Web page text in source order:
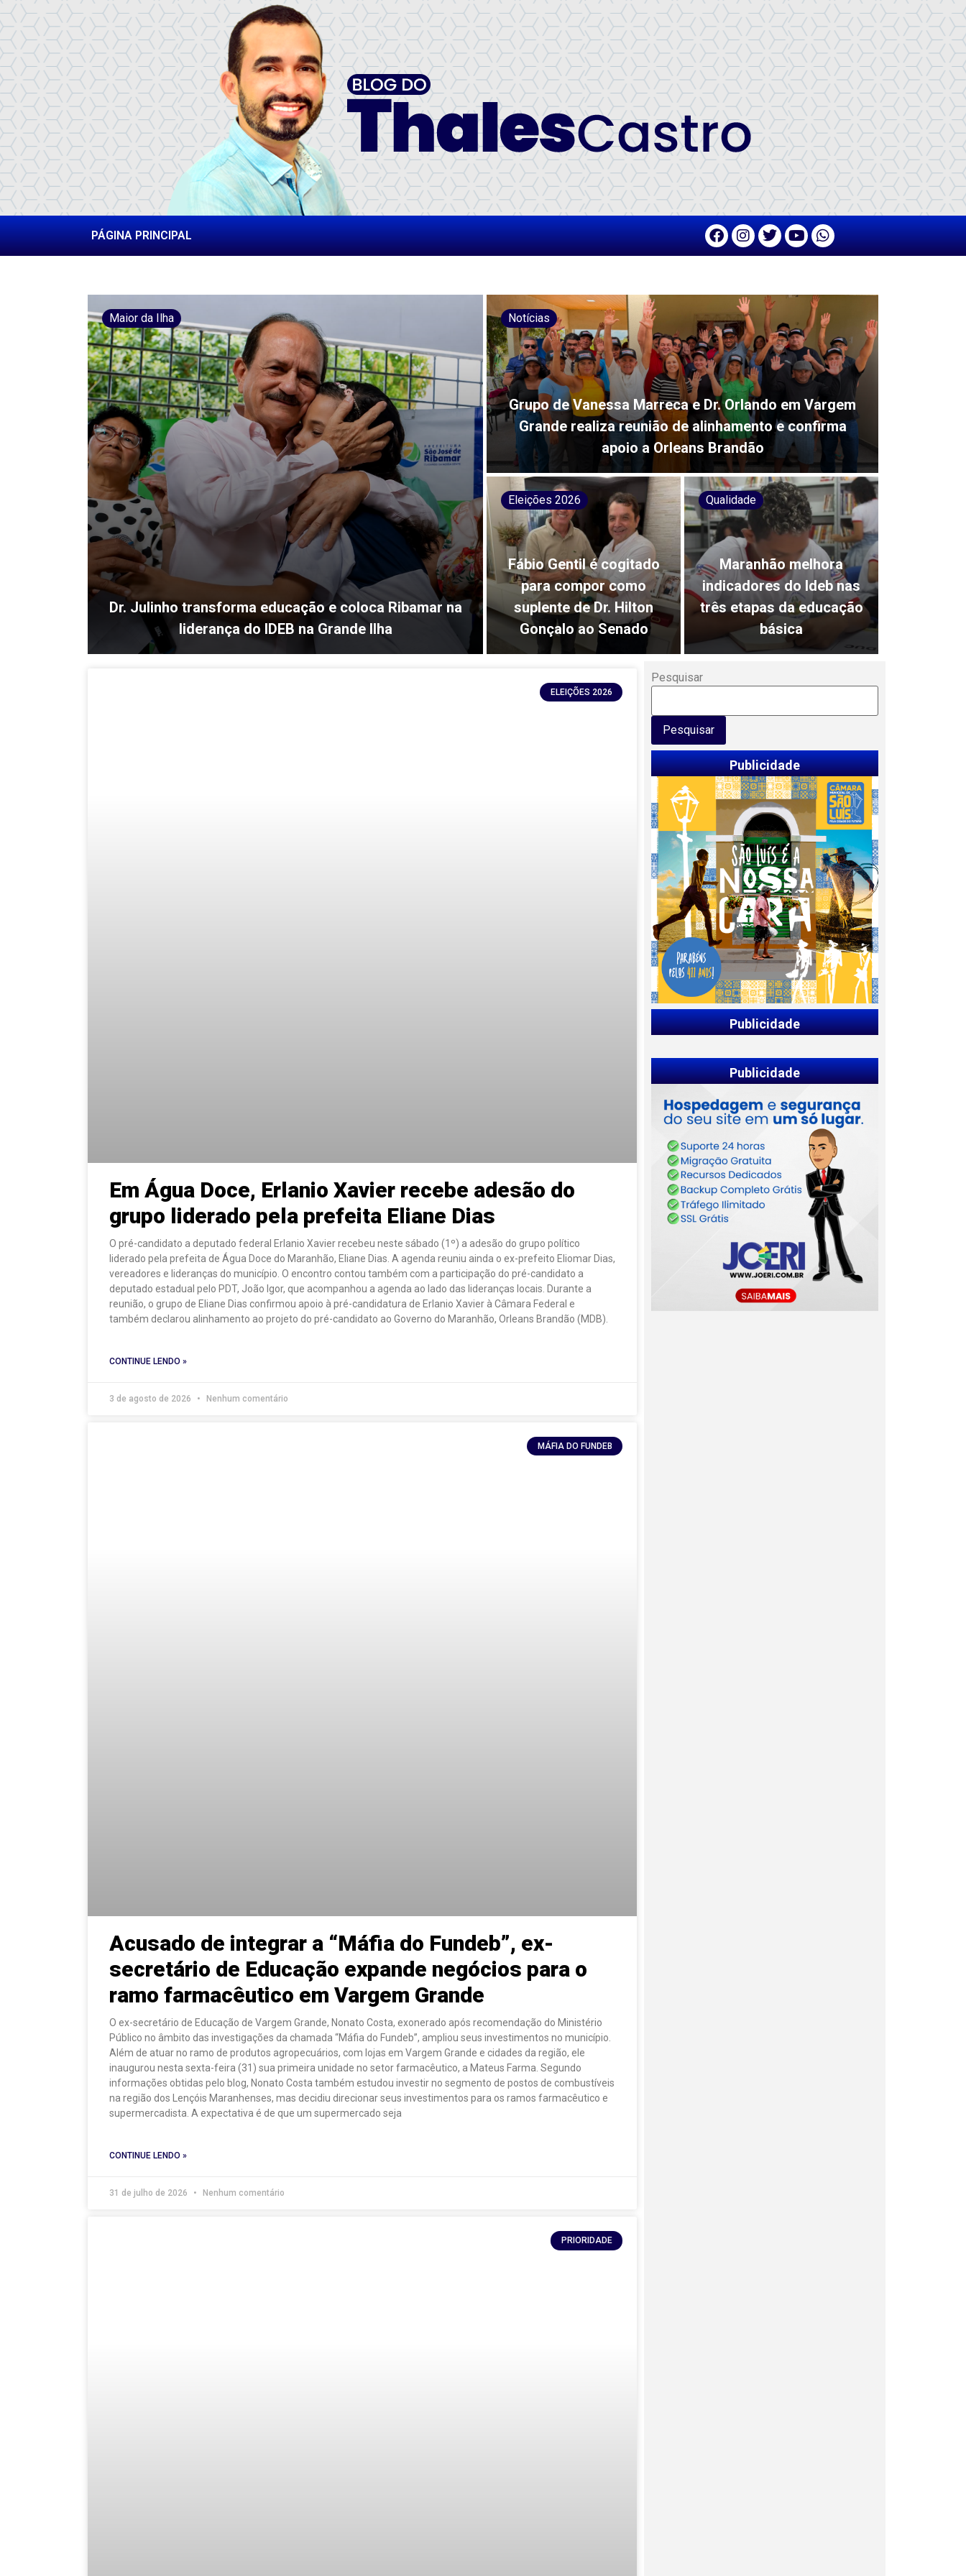
PÁGINA PRINCIPAL
Maior da Ilha
Dr. Julinho transforma educação e coloca Ribamar na
liderança do IDEB na Grande Ilha
Notícias
Grupo de Vanessa Marreca e Dr. Orlando em Vargem
Grande realiza reunião de alinhamento e confirma
apoio a Orleans Brandão
Eleições 2026
Fábio Gentil é cogitado
para compor como
suplente de Dr. Hilton
Gonçalo ao Senado
Qualidade
Maranhão melhora
indicadores do Ideb nas
três etapas da educação
básica
ELEIÇÕES 2026
Em Água Doce, Erlanio Xavier recebe adesão do
grupo liderado pela prefeita Eliane Dias
O pré-candidato a deputado federal Erlanio Xavier recebeu neste sábado (1º) a adesão do grupo político
liderado pela prefeita de Água Doce do Maranhão, Eliane Dias. A agenda reuniu ainda o ex-prefeito Eliomar Dias,
vereadores e lideranças do município. O encontro contou também com a participação do pré-candidato a
deputado estadual pelo PDT, João Igor, que acompanhou a agenda ao lado das lideranças locais. Durante a
reunião, o grupo de Eliane Dias confirmou apoio à pré-candidatura de Erlanio Xavier à Câmara Federal e
também declarou alinhamento ao projeto do pré-candidato ao Governo do Maranhão, Orleans Brandão (MDB).
CONTINUE LENDO »
3 de agosto de 2026 Nenhum comentário
MÁFIA DO FUNDEB
Acusado de integrar a “Máfia do Fundeb”, ex-
secretário de Educação expande negócios para o
ramo farmacêutico em Vargem Grande
O ex-secretário de Educação de Vargem Grande, Nonato Costa, exonerado após recomendação do Ministério
Público no âmbito das investigações da chamada “Máfia do Fundeb”, ampliou seus investimentos no município.
Além de atuar no ramo de produtos agropecuários, com lojas em Vargem Grande e cidades da região, ele
inaugurou nesta sexta-feira (31) sua primeira unidade no setor farmacêutico, a Mateus Farma. Segundo
informações obtidas pelo blog, Nonato Costa também estudou investir no segmento de postos de combustíveis
na região dos Lençóis Maranhenses, mas decidiu direcionar seus investimentos para os ramos farmacêutico e
supermercadista. A expectativa é de que um supermercado seja
CONTINUE LENDO »
31 de julho de 2026 Nenhum comentário
PRIORIDADE
Pesquisar
Pesquisar
Publicidade
Publicidade
Publicidade